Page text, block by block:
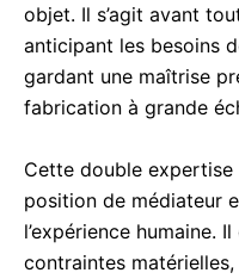
objet. Il s’agit avant
anticipant les besoins
gardant une maîtrise
fabrication à grande
Cette double
position de médiateur
l’expérience humaine.
contraintes